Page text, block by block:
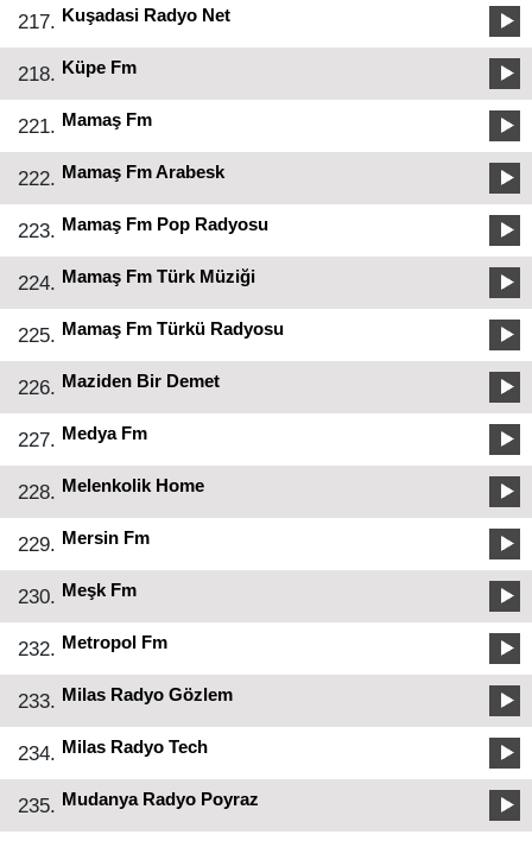
217. Kuşadasi Radyo Net
218. Küpe Fm
221. Mamaş Fm
222. Mamaş Fm Arabesk
223. Mamaş Fm Pop Radyosu
224. Mamaş Fm Türk Müziği
225. Mamaş Fm Türkü Radyosu
226. Maziden Bir Demet
227. Medya Fm
228. Melenkolik Home
229. Mersin Fm
230. Meşk Fm
232. Metropol Fm
233. Milas Radyo Gözlem
234. Milas Radyo Tech
235. Mudanya Radyo Poyraz